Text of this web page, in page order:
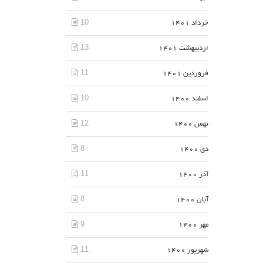
خرداد 1401 10
اردیبهشت 1401 13
فروردین 1401 11
اسفند 1400 10
بهمن 1400 12
دی 1400 8
آذر 1400 11
آبان 1400 8
مهر 1400 9
شهریور 1400 11